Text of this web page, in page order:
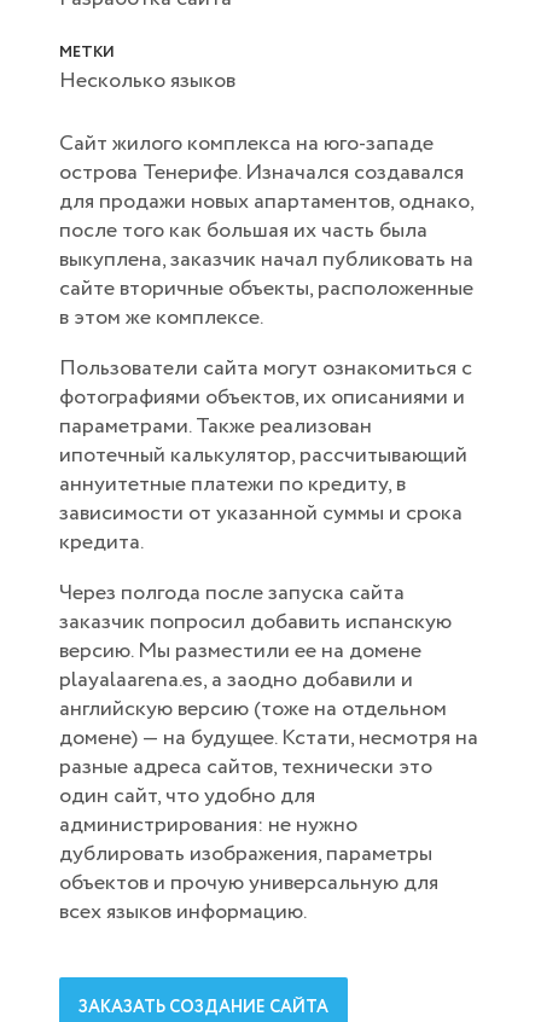
МЕТКИ
Несколько языков
Сайт жилого комплекса на юго-западе
острова Тенерифе. Изначался создавался
для продажи новых апартаментов, однако,
после того как большая их часть была
выкуплена, заказчик начал публиковать на
сайте вторичные объекты, расположенные
в этом же комплексе.
Пользователи сайта могут ознакомиться с
фотографиями объектов, их описаниями и
параметрами. Также реализован
ипотечный калькулятор, рассчитывающий
аннуитетные платежи по кредиту, в
зависимости от указанной суммы и срока
кредита.
Через полгода после запуска сайта
заказчик попросил добавить испанскую
версию. Мы разместили ее на домене
playalaarena.es, а заодно добавили и
английскую версию (тоже на отдельном
домене) — на будущее. Кстати, несмотря на
разные адреса сайтов, технически это
один сайт, что удобно для
администрирования: не нужно
дублировать изображения, параметры
объектов и прочую универсальную для
всех языков информацию.
ЗАКАЗАТЬ СОЗДАНИЕ САЙТА